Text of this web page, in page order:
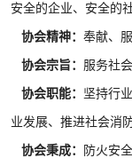
安全的企业、安全的
协会精神： 奉献、
协会宗旨： 服务社
协会职能： 坚持行
业发展、推进社会消
协会秉成： 防火安